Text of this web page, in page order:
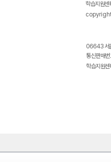
학습지원
06643 서
통신판매
학습지원